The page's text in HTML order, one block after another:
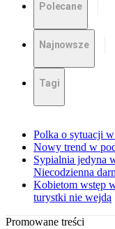
Polecane
Najnowsze
Tagi
Polka o sytuacji
Nowy trend w
Sypialnia jedyna
Niecodzienna
Kobietom wstęp
turystki nie wejdą
Promowane treści